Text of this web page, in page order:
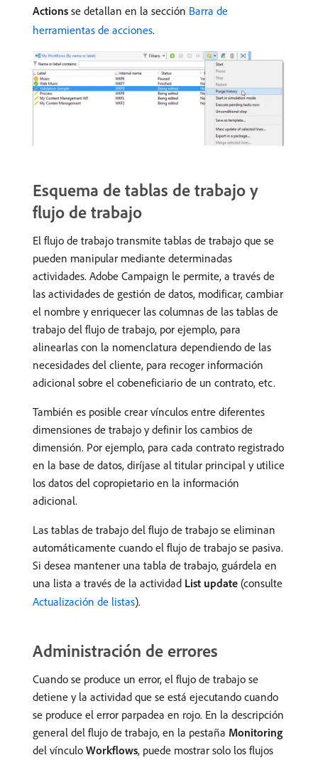
Actions se detallan en la sección Barra de
herramientas de acciones.
Esquema de tablas de trabajo y
flujo de trabajo
El flujo de trabajo transmite tablas de trabajo que se
pueden manipular mediante determinadas
actividades. Adobe Campaign le permite, a través de
las actividades de gestión de datos, modificar, cambiar
el nombre y enriquecer las columnas de las tablas de
trabajo del flujo de trabajo, por ejemplo, para
alinearlas con la nomenclatura dependiendo de las
necesidades del cliente, para recoger información
adicional sobre el cobeneficiario de un contrato, etc.
También es posible crear vínculos entre diferentes
dimensiones de trabajo y definir los cambios de
dimensión. Por ejemplo, para cada contrato registrado
en la base de datos, diríjase al titular principal y utilice
los datos del copropietario en la información
adicional.
Las tablas de trabajo del flujo de trabajo se eliminan
automáticamente cuando el flujo de trabajo se pasiva.
Si desea mantener una tabla de trabajo, guárdela en
una lista a través de la actividad List update (consulte
Actualización de listas).
Administración de errores
Cuando se produce un error, el flujo de trabajo se
detiene y la actividad que se está ejecutando cuando
se produce el error parpadea en rojo. En la descripción
general del flujo de trabajo, en la pestaña Monitoring
del vínculo Workflows, puede mostrar solo los flujos